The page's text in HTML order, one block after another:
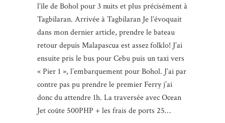
l’île de Bohol pour 3 nuits et plus précisément à
Tagbilaran. Arrivée à Tagbilaran Je l’évoquait
dans mon dernier article, prendre le bateau
retour depuis Malapascua est assez folklo! J’ai
ensuite pris le bus pour Cebu puis un taxi vers
« Pier 1 », l’embarquement pour Bohol. J’ai par
contre pas pu prendre le premier Ferry j’ai
donc du attendre 1h. La traversée avec Ocean
Jet coûte 500PHP + les frais de ports 25…